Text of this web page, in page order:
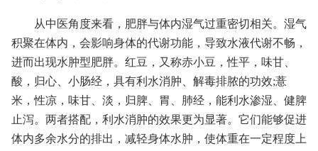
从中医角度来看，肥胖与体内湿气过重密切相关。湿气
积聚在体内，会影响身体的代谢功能，导致水液代谢不畅，
进而出现水肿型肥胖。红豆，又称赤小豆，性平，味甘、
酸，归心、小肠经，具有利水消肿、解毒排脓的功效;薏
米，性凉，味甘、淡，归脾、胃、肺经，能利水渗湿、健脾
止泻。两者搭配，利水消肿的效果更为显著。它们能够促进
体内多余水分的排出，减轻身体水肿，使体重在一定程度上